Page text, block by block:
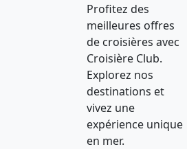
Profitez des
meilleures offres
de croisières avec
Croisière Club.
Explorez nos
destinations et
vivez une
expérience unique
en mer.